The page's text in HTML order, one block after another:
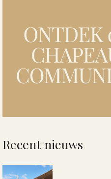
Recent nieuws